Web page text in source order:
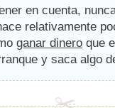
en cuenta,
relativamente
ganar dinero que
y saca algo